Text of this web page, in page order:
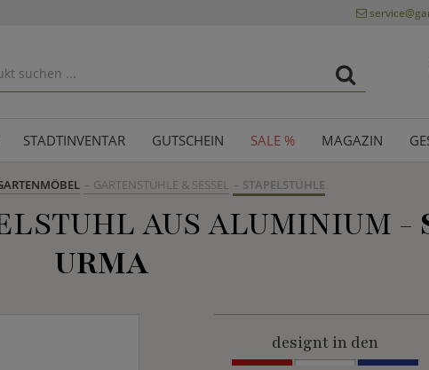
STADTINVENTAR GUTSCHEIN SALE % MAGAZIN
GARTENSTÜHLE & SESSEL STAPELSTÜHLE
AUS ALUMINIUM -
URMA
designt in den